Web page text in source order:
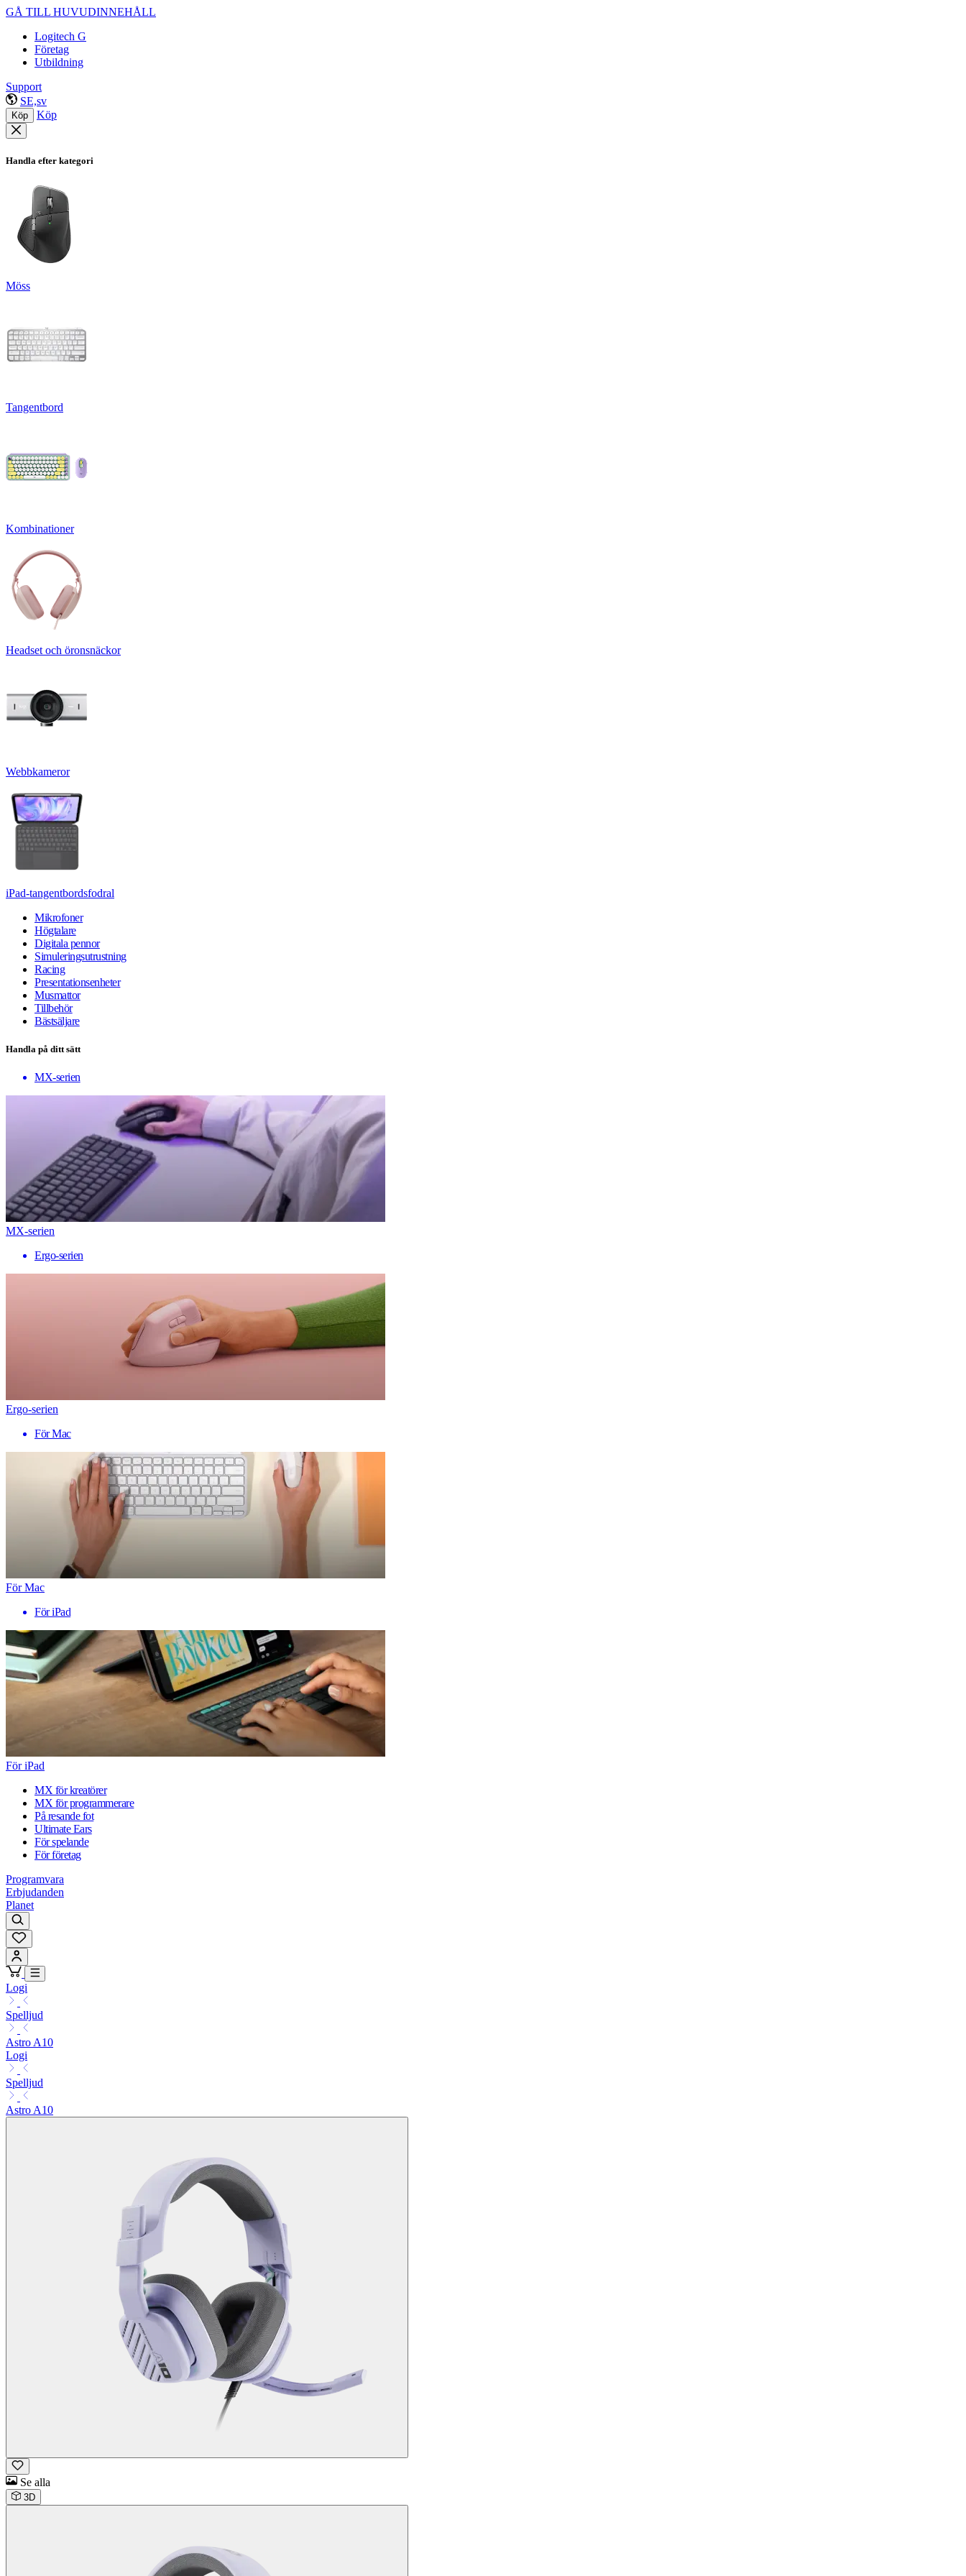
GÅ TILL HUVUDINNEHÅLL
Logitech G
Företag
Utbildning
Support
SE,sv
Köp Köp
Handla efter kategori
Möss
Tangentbord
Kombinationer
Headset och öronsnäckor
Webbkameror
iPad-tangentbordsfodral
Mikrofoner
Högtalare
Digitala pennor
Simuleringsutrustning
Racing
Presentationsenheter
Musmattor
Tillbehör
Bästsäljare
Handla på ditt sätt
MX-serien
MX-serien
Ergo-serien
Ergo-serien
För Mac
För Mac
För iPad
För iPad
MX för kreatörer
MX för programmerare
På resande fot
Ultimate Ears
För spelande
För företag
Programvara
Erbjudanden
Planet
Logi
Spelljud
Astro A10
Logi
Spelljud
Astro A10
Se alla
3D